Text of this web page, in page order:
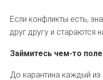
Если конфликты есть,
друг другу и стараются
Займитесь чем-то
До карантина каждый из